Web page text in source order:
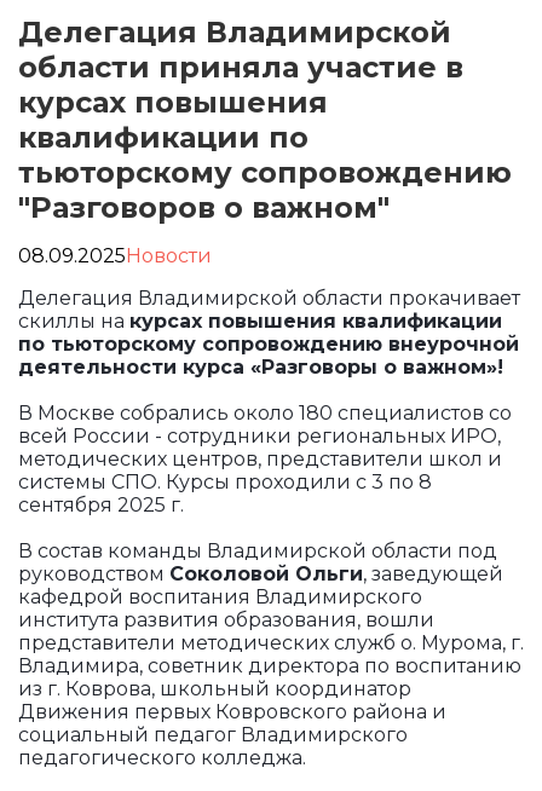
Делегация Владимирской
области приняла участие в
курсах повышения
квалификации по
тьюторскому сопровождению
"Разговоров о важном"
08.09.2025Новости
Делегация Владимирской области прокачивает
скиллы на курсах повышения квалификации
по тьюторскому сопровождению внеурочной
деятельности курса «Разговоры о важном»!
В Москве собрались около 180 специалистов со
всей России - сотрудники региональных ИРО,
методических центров, представители школ и
системы СПО. Курсы проходили с 3 по 8
сентября 2025 г.
В состав команды Владимирской области под
руководством Соколовой Ольги, заведующей
кафедрой воспитания Владимирского
института развития образования, вошли
представители методических служб о. Мурома, г.
Владимира, советник директора по воспитанию
из г. Коврова, школьный координатор
Движения первых Ковровского района и
социальный педагог Владимирского
педагогического колледжа.